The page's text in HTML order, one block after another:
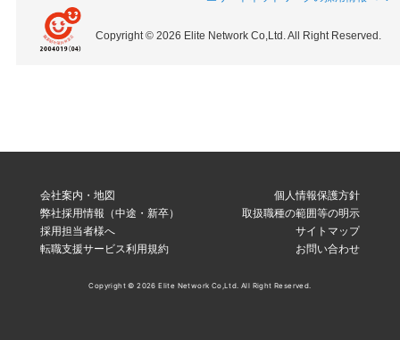
Copyright © 2026 Elite Network Co,Ltd. All Right Reserved.
会社案内・地図
弊社採用情報（中途・新卒）
採用担当者様へ
転職支援サービス利用規約
個人情報保護方針
取扱職種の範囲等の明示
サイトマップ
お問い合わせ
Copyright © 2026 Elite Network Co,Ltd. All Right Reserved.